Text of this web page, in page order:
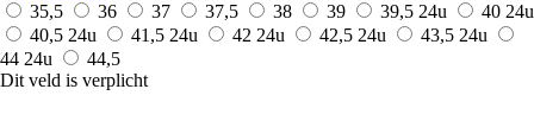
35,5
36 37 37,5 38 39 39,5 24u 40 24u
40,5 24u 41,5 24u 42 24u 42,5 24u 43,5 24u
44 24u
44,5
Dit veld is verplicht